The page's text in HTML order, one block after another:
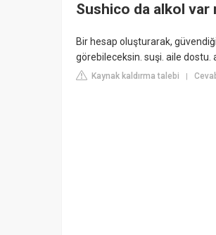
Sushico da alkol var
Bir hesap oluşturarak,
görebileceksin. suşi. aile dostu.
Kaynak kaldırma talebi |